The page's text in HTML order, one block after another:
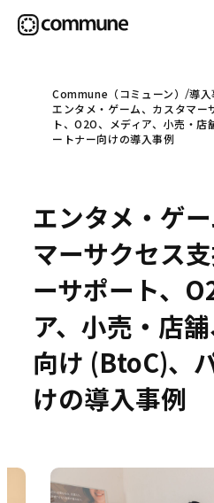
Communeについて
事例
セミナー
お役立ち情報
Commune（コミューン）
導入
エンタメ・ゲーム、カスタマー
ト、O2O、メディア、小売・
ートナー向けの導入事例
エンタメ・ゲ
マーサクセス
ーサポート、
ア、小売・店
向け (BtoC)、
けの導入事例